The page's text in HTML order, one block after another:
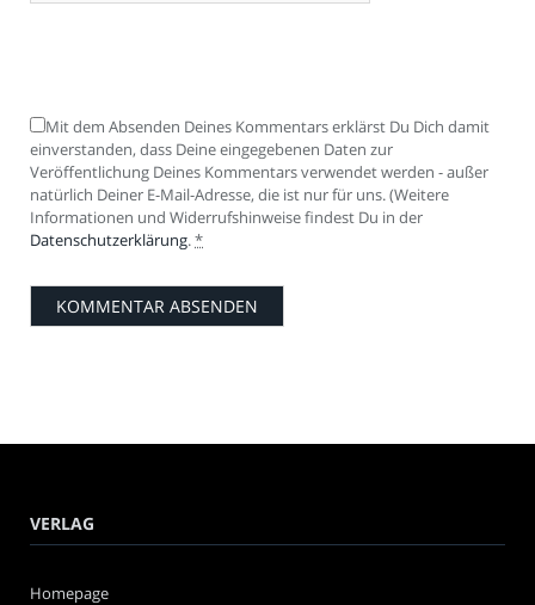
Mit dem Absenden Deines Kommentars erklärst Du Dich damit
einverstanden, dass Deine eingegebenen Daten zur
Veröffentlichung Deines Kommentars verwendet werden - außer
natürlich Deiner E-Mail-Adresse, die ist nur für uns. (Weitere
Informationen und Widerrufshinweise findest Du in der
Datenschutzerklärung.*
VERLAG
Homepage